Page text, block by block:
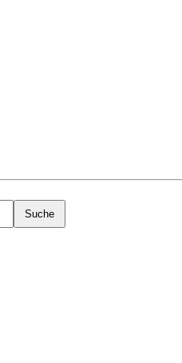
Suche